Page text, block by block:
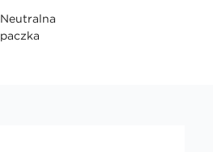
Neutralna
paczka